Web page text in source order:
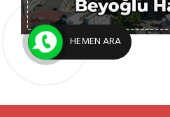
HEMEN ARA